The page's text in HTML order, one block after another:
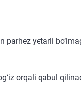
yetarli
orqali qabul